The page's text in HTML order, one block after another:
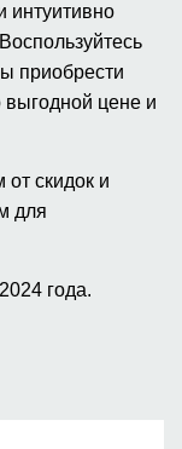
интуитивно
приобрести
выгодной цене и
скидок и
для
года.